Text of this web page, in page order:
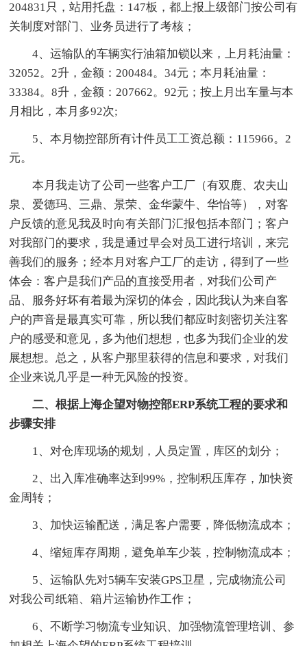
204831只，站用托盘：147板，都上报上级部门按公司有
关制度对部门、业务员进行了考核；
4、运输队的车辆实行油箱加锁以来，上月耗油量：
32052。2升，金额：200484。34元；本月耗油量：
33384。8升，金额：207662。92元；按上月出车量与本
月相比，本月多92次;
5、本月物控部所有计件员工工资总额：115966。2
元。
本月我走访了公司一些客户工厂（有双鹿、农夫山
泉、爱德玛、三鼎、景荣、金华蒙牛、华怡等），对客
户反馈的意见我及时向有关部门汇报包括本部门；客户
对我部门的要求，我是通过早会对员工进行培训，来完
善我们的服务；经本月对客户工厂的走访，得到了一些
体会：客户是我们产品的直接受用者，对我们公司产
品、服务好坏有着最为深切的体会，因此我认为来自客
户的声音是最真实可靠，所以我们都应时刻密切关注客
户的感受和意见，多为他们想想，也多为我们企业的发
展想想。总之，从客户那里获得的信息和要求，对我们
企业来说几乎是一种无风险的投资。
二、根据上海企望对物控部ERP系统工程的要求和
步骤安排
1、对仓库现场的规划，人员定置，库区的划分；
2、出入库准确率达到99%，控制积压库存，加快资
金周转；
3、加快运输配送，满足客户需要，降低物流成本；
4、缩短库存周期，避免单车少装，控制物流成本；
5、运输队先对5辆车安装GPS卫星，完成物流公司
对我公司纸箱、箱片运输协作工作；
6、不断学习物流专业知识、加强物流管理培训、参